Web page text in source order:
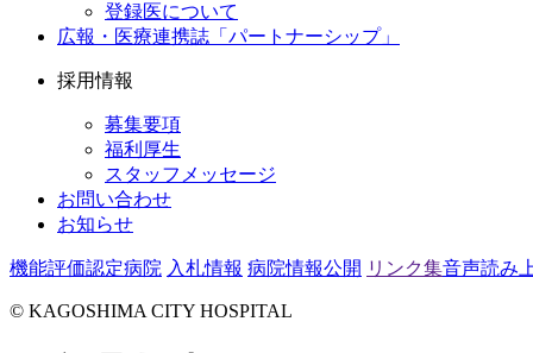
登録医について
広報・医療連携誌「パートナーシップ」
採用情報
募集要項
福利厚生
スタッフメッセージ
お問い合わせ
お知らせ
機能評価認定病院 入札情報 病院情報公開 リンク集音声読み
© KAGOSHIMA CITY HOSPITAL